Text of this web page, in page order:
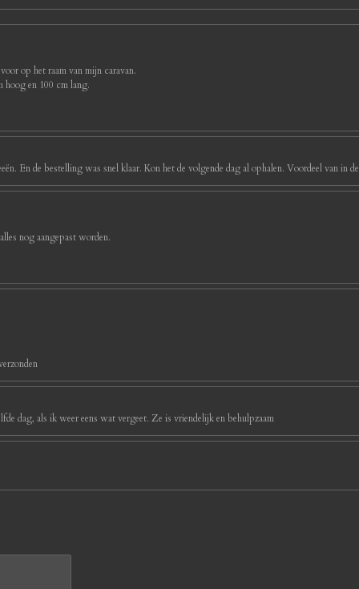
op het raam van mijn caravan.
hoog en 100 cm lang.
En de bestelling was snel klaar. Kon het de volgende dag al ophalen. Voordeel van in
nog aangepast worden.
dag, als ik weer eens wat vergeet. Ze is vriendelijk en behulpzaam